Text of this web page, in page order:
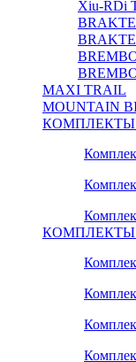
Xiu-RDi
MAXI TRAIL
MOUNTAIN